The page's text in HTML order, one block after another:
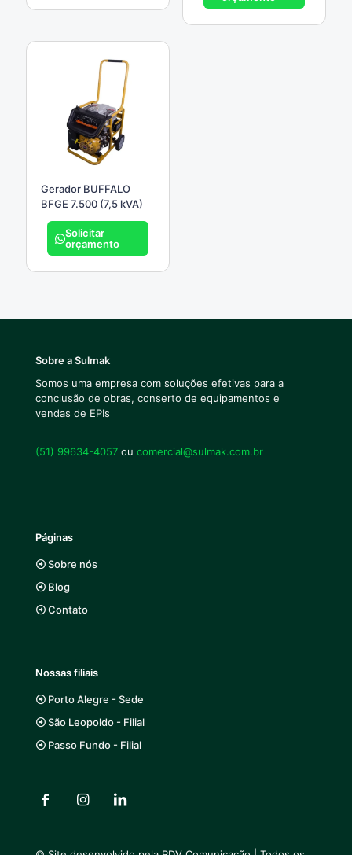
Gerador BUFFALO
BFGE 7.500 (7,5 kVA)
Solicitar
orçamento
Sobre a Sulmak
Somos uma empresa com soluções efetivas para a
conclusão de obras, conserto de equipamentos e
vendas de EPIs
(51) 99634-4057 ou comercial@sulmak.com.br
Páginas
Sobre nós
Blog
Contato
Nossas filiais
Porto Alegre - Sede
São Leopoldo - Filial
Passo Fundo - Filial